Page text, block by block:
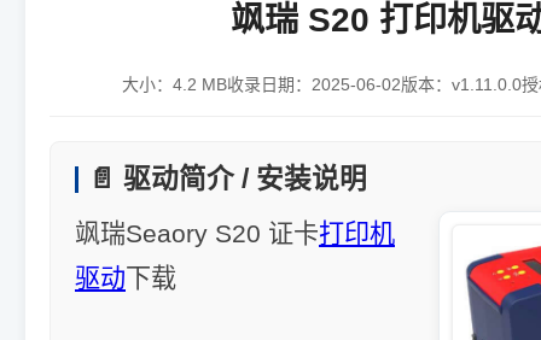
飒瑞 S20 打印机驱
大小： 4.2 MB收录日期： 2025-06-02版本： v1.11.0.0
📄 驱动简介 / 安装说明
飒瑞Seaory S20 证卡打印机
驱动下载